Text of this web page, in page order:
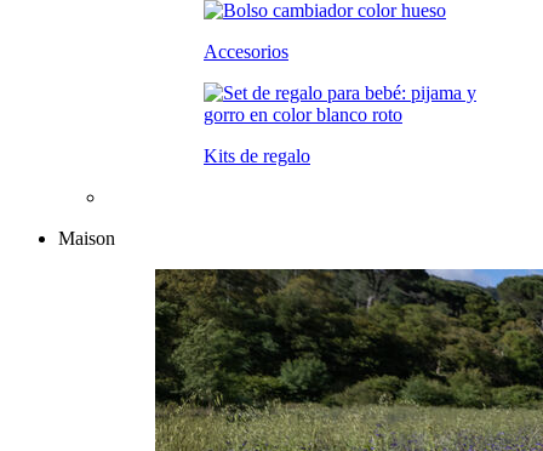
Accesorios
Kits de regalo
Maison